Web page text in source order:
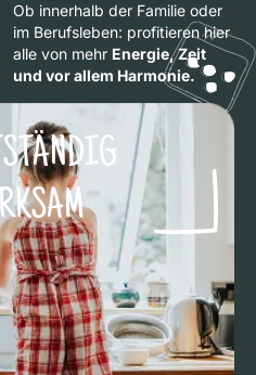
Ob innerhalb der Familie oder
im Berufsleben: profitieren hier
alle von mehr Energie, Zeit
und vor allem Harmonie.